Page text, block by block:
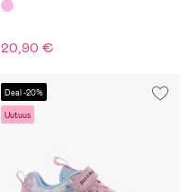
20,90 €
Deal -20%
Uutuus